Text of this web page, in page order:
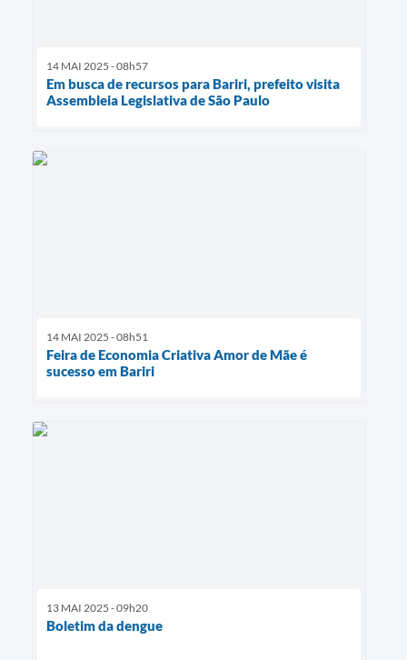
14 MAI 2025 - 08h57
Em busca de recursos para Bariri, prefeito visita
Assembleia Legislativa de São Paulo
14 MAI 2025 - 08h51
Feira de Economia Criativa Amor de Mãe é
sucesso em Bariri
13 MAI 2025 - 09h20
Boletim da dengue